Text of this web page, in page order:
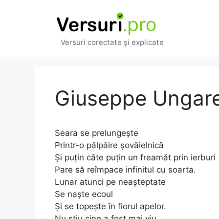
Versuri corectate și explicate
Giuseppe
Seara se prelungește
Printr-o pâlpâire șovăielnică
Și puțin câte puțin un freamăt prin ierburi
Pare să reîmpace infinitul cu soarta.
Lunar atunci pe neașteptate
Se naște ecoul
Și se topește în fiorul apelor.